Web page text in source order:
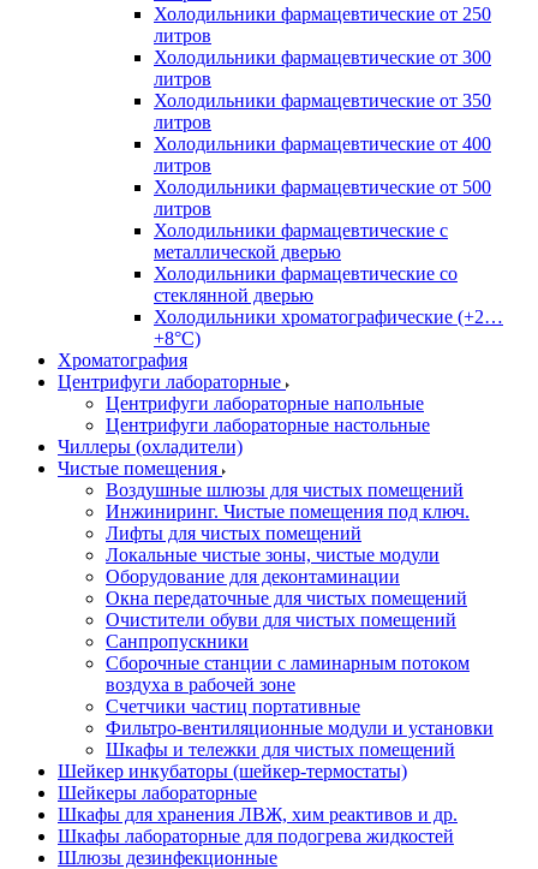
Холодильники фармацевтические от 250
литров
Холодильники фармацевтические от 300
литров
Холодильники фармацевтические от 350
литров
Холодильники фармацевтические от 400
литров
Холодильники фармацевтические от 500
литров
Холодильники фармацевтические с
металлической дверью
Холодильники фармацевтические со
стеклянной дверью
Холодильники хроматографические (+2…
+8°C)
Хроматография
Центрифуги лабораторные
Центрифуги лабораторные напольные
Центрифуги лабораторные настольные
Чиллеры (охладители)
Чистые помещения
Воздушные шлюзы для чистых помещений
Инжиниринг. Чистые помещения под ключ.
Лифты для чистых помещений
Локальные чистые зоны, чистые модули
Оборудование для деконтаминации
Окна передаточные для чистых помещений
Очистители обуви для чистых помещений
Санпропускники
Сборочные станции с ламинарным потоком
воздуха в рабочей зоне
Счетчики частиц портативные
Фильтро-вентиляционные модули и установки
Шкафы и тележки для чистых помещений
Шейкер инкубаторы (шейкер-термостаты)
Шейкеры лабораторные
Шкафы для хранения ЛВЖ, хим реактивов и др.
Шкафы лабораторные для подогрева жидкостей
Шлюзы дезинфекционные